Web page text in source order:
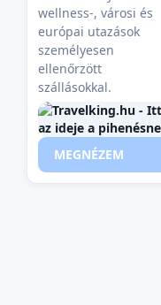
wellness‑, városi és
európai utazások
személyesen
ellenőrzött
szállásokkal.
MEGNÉZEM